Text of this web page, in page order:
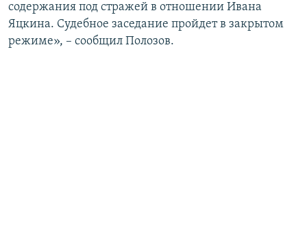
содержания под стражей в отношении Ивана
Яцкина. Судебное заседание пройдет в закрытом
режиме», – сообщил Полозов.